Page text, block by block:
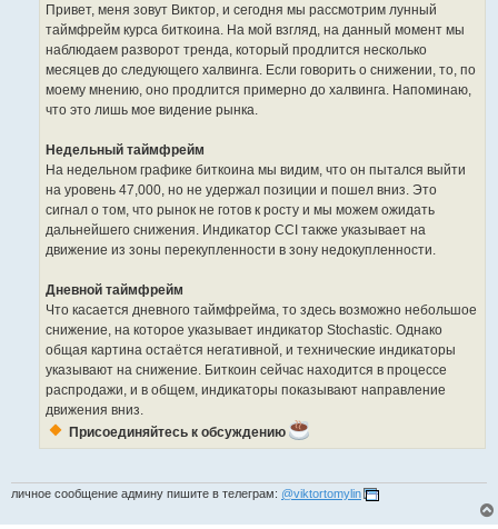
Привет, меня зовут Виктор, и сегодня мы рассмотрим лунный
таймфрейм курса биткоина. На мой взгляд, на данный момент мы
наблюдаем разворот тренда, который продлится несколько
месяцев до следующего халвинга. Если говорить о снижении, то, по
моему мнению, оно продлится примерно до халвинга. Напоминаю,
что это лишь мое видение рынка.
Недельный таймфрейм
На недельном графике биткоина мы видим, что он пытался выйти
на уровень 47,000, но не удержал позиции и пошел вниз. Это
сигнал о том, что рынок не готов к росту и мы можем ожидать
дальнейшего снижения. Индикатор CCI также указывает на
движение из зоны перекупленности в зону недокупленности.
Дневной таймфрейм
Что касается дневного таймфрейма, то здесь возможно небольшое
снижение, на которое указывает индикатор Stochastic. Однако
общая картина остаётся негативной, и технические индикаторы
указывают на снижение. Биткоин сейчас находится в процессе
распродажи, и в общем, индикаторы показывают направление
движения вниз.
Присоединяйтесь к обсуждению
личное сообщение админу пишите в телеграм: @viktortomylin